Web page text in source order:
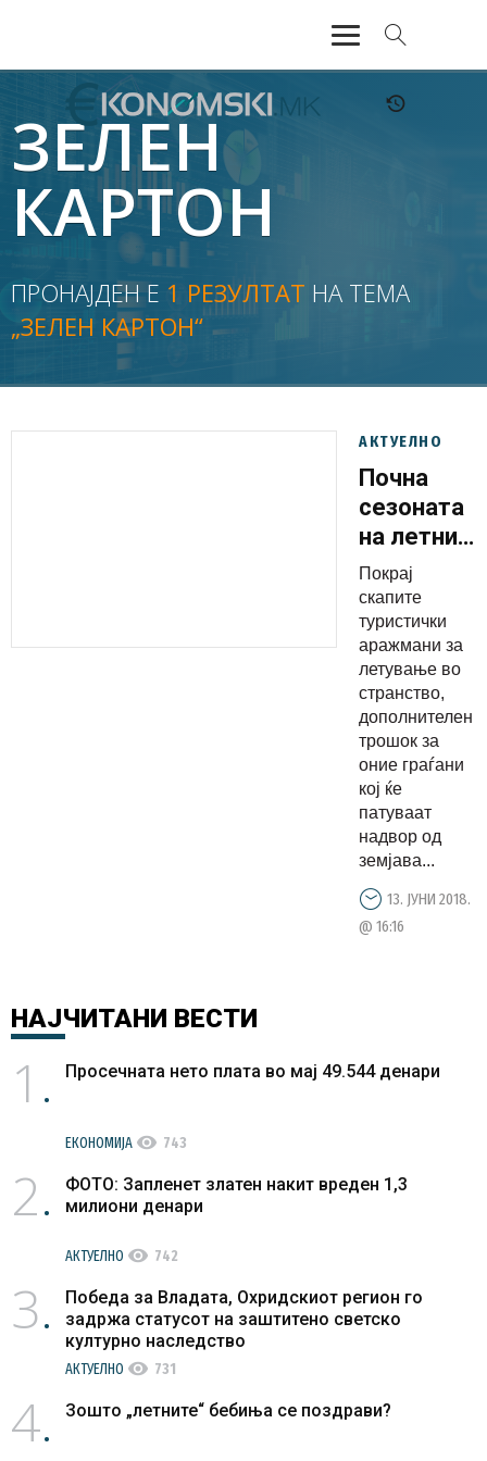
АКТУЕЛНО
ЕКОНОМИЈА
ФИНАНСИИ
БАНКАРСТВО
ЖИВОТ
МОЗАИК
ЗЕЛЕН
КАРТОН
ПРОНАЈДЕН Е 1 РЕЗУЛТАТ НА ТЕМА
„ЗЕЛЕН КАРТОН“
АКТУЕЛНО
Почна
сезоната
на летни
одмори:
Ова е се
што
треба да
знаете за
зелен
картон
Покрај
скапите
туристички
аражмани за
летување во
странство,
дополнителен
трошок за
оние граѓани
кој ќе
патуваат
надвор од
земјава...
13. ЈУНИ 2018.
@ 16:16
НАЈЧИТАНИ ВЕСТИ
1 Просечната нето плата во мај 49.544 денари
ЕКОНОМИЈА visibility 743
2
ФОТО: Запленет златен накит вреден 1,3
милиони денари
АКТУЕЛНО visibility 742
3
Победа за Владата, Охридскиот регион го
задржа статусот на заштитено светско
културно наследство
АКТУЕЛНО visibility 731
4 Зошто „летните“ бебиња се поздрави?